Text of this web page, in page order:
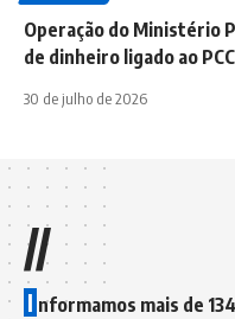
Operação do Ministério
de dinheiro ligado ao
30 de julho de 2026
//
I nformamos mais de